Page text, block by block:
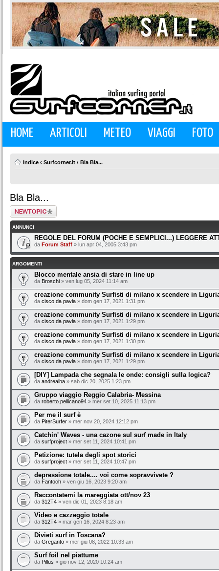
HOME ARTICOLI METEO VIAGGI FOTO
Indice ‹ Surfcorner.it ‹ Bla Bla...
Bla Bla...
Scrivi un nuovo
argomento
ANNUNCI
REGOLE DEL FORUM (POCHE E SEMPLICI...) LEGGERE
da Forum Staff » lun apr 04, 2005 3:43 pm
ARGOMENTI
Blocco mentale ansia di stare in line up
da Broschi » ven lug 05, 2024 11:14 am
creazione community Surfisti di milano x scendere in
da cisco da pavia » dom gen 17, 2021 1:31 pm
creazione community Surfisti di milano x scendere in
da cisco da pavia » dom gen 17, 2021 1:29 pm
creazione community Surfisti di milano x scendere in
da cisco da pavia » dom gen 17, 2021 1:30 pm
creazione community Surfisti di milano x scendere in
da cisco da pavia » dom gen 17, 2021 1:29 pm
[DIY] Lampada che segnala le onde: consigli sulla logica?
da andrealba » sab dic 20, 2025 1:23 pm
Gruppo viaggio Reggio Calabria- Messina
da roberto.pellicano94 » mer set 10, 2025 11:13 pm
Per me il surf è
da PiterSurfer » mer nov 20, 2024 12:12 pm
Catchin' Waves - una cazone sul surf made in Italy
da surfproject » mer set 11, 2024 10:41 pm
Petizione: tutela degli spot storici
da surfproject » mer set 11, 2024 10:47 pm
depressione totale.... voi come sopravvivete ?
da Fantoch » ven giu 16, 2023 9:20 am
Raccontatemi la mareggiata ott/nov 23
da 312T4 » ven dic 01, 2023 8:18 am
Video e cazzeggio totale
da 312T4 » mar gen 16, 2024 8:23 am
Divieti surf in Toscana?
da Greganto » mer giu 08, 2022 10:33 am
Surf foil nel piattume
da Pillus » gio nov 12, 2020 10:24 am